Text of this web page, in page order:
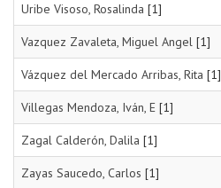
Uribe Visoso, Rosalinda [1]
Vazquez Zavaleta, Miguel Angel [1]
Vázquez del Mercado Arribas, Rita [1]
Villegas Mendoza, Iván, E [1]
Zagal Calderón, Dalila [1]
Zayas Saucedo, Carlos [1]